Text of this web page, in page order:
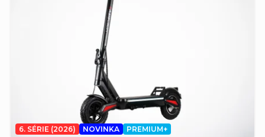
6. SÉRIE (2026) NOVINKA PREMIUM+